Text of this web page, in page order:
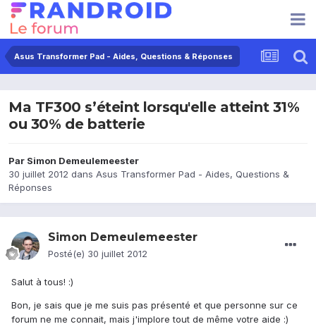
Asus Transformer Pad - Aides, Questions & Réponses
Ma TF300 s’éteint lorsqu'elle atteint 31%
ou 30% de batterie
Par Simon Demeulemeester
30 juillet 2012 dans Asus Transformer Pad - Aides, Questions &
Réponses
Simon Demeulemeester
Posté(e) 30 juillet 2012
Salut à tous! :)
Bon, je sais que je me suis pas présenté et que personne sur ce
forum ne me connait, mais j'implore tout de même votre aide :)